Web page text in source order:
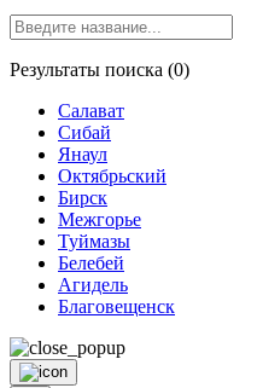
Результаты поиска (0)
Салават
Сибай
Янаул
Октябрьский
Бирск
Межгорье
Туймазы
Белебей
Агидель
Благовещенск